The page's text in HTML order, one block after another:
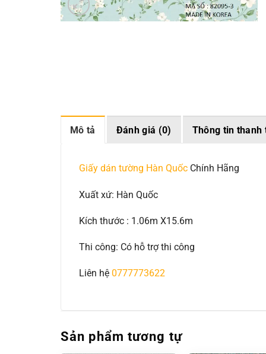
Mô tả Đánh giá (0) Thông tin thanh
Giấy dán tường Hàn Quốc Chính Hãng
Xuất xứ: Hàn Quốc
Kích thước : 1.06m X15.6m
Thi công: Có hỗ trợ thi công
Liên hệ 0777773622
Sản phẩm tương tự